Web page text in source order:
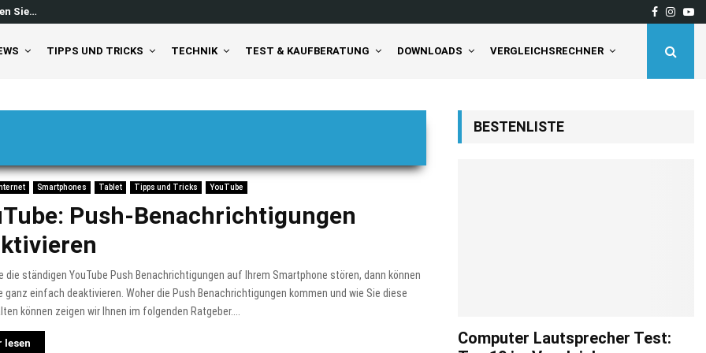
Sie… Tineco Floor One S5 Pro
Facebook
TIPPS UND TRICKS TECHNIK TEST & KAUFBERATUNG DOWNLOADS VERGLEICHSRECHNER
Smartphones Tablet Tipps und Tricks YouTube
Push-Benachrichtigungen
die ständigen YouTube Push Benachrichtigungen auf Ihrem Smartphone stören, dann können
ganz einfach deaktivieren. Woher die Push Benachrichtigungen kommen und wie Sie diese
können zeigen wir Ihnen im folgenden Ratgeber....
lesen
BESTENLISTE
Computer Lautsprecher Test: